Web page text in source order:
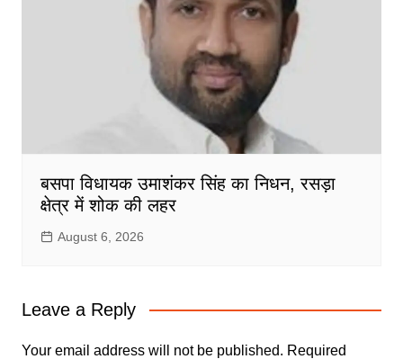
बसपा विधायक उमाशंकर सिंह का निधन, रसड़ा
क्षेत्र में शोक की लहर
August 6, 2026
Leave a Reply
Your email address will not be published. Required